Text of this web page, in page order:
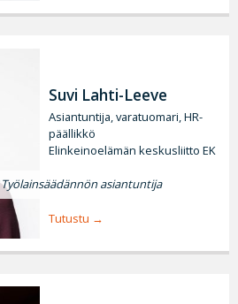
Suvi Lahti-Leeve
Asiantuntija, varatuomari, HR-
päällikkö
Elinkeinoelämän keskusliitto EK
Työlainsäädännön asiantuntija
Tutustu